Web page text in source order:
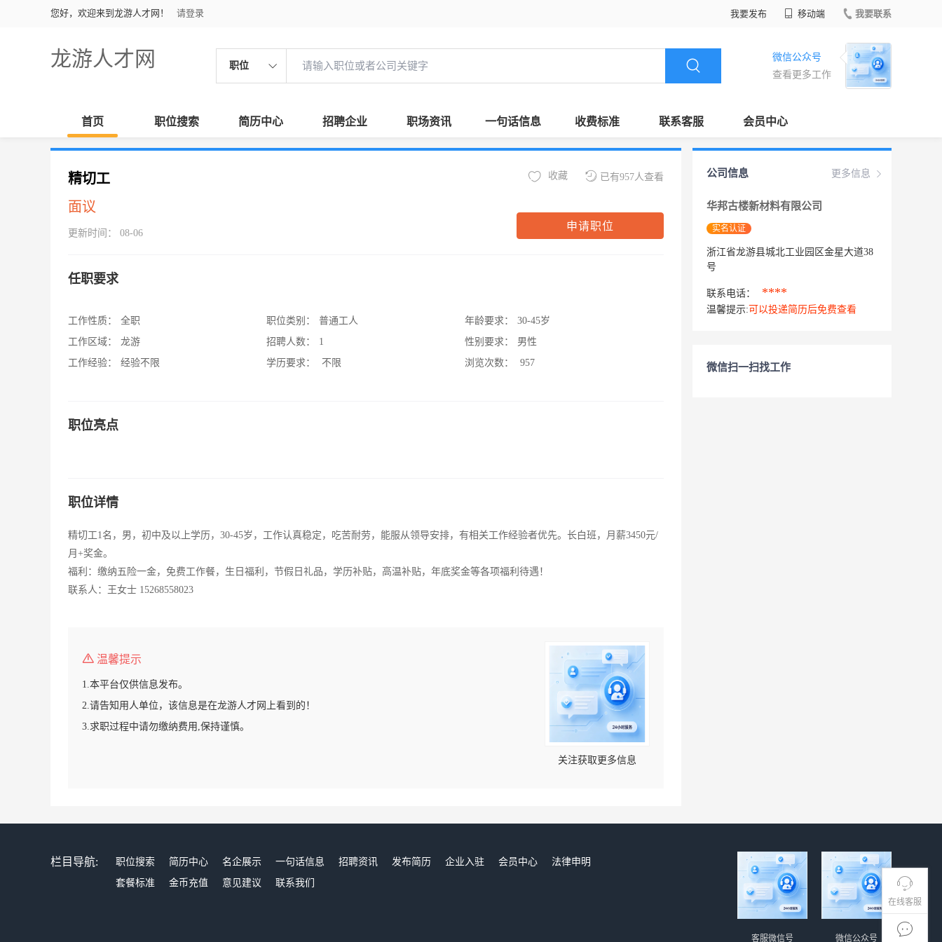
您好，欢迎来到龙游人才网！ 请登录 我要发布 移动端 我要联系
龙游人才网 职位
微信公众号
查看更多工作
首页 职位搜索 简历中心 招聘企业 职场资讯 一句话信息 收费标准 联系客服 会员中心
在线客服
精切工
面议
更新时间： 08-06
已有957人查看
收藏
申请职位
任职要求
工作性质：
全职
工作区域：
龙游
工作经验：
经验不限
职位类别：
普通工人
招聘人数：
1
学历要求：
不限
年龄要求：
30-45岁
性别要求：
男性
浏览次数：
957
职位亮点
职位详情
精切工1名，男，初中及以上学历，30-45岁，工作认真稳定，吃苦耐劳，能服从领导安排，有相关工作经验者优先。长白班，月薪3450元/
月+奖金。
福利：缴纳五险一金，免费工作餐，生日福利，节假日礼品，学历补贴，高温补贴，年底奖金等各项福利待遇！
联系人：王女士 15268558023
温馨提示
1.本平台仅供信息发布。
2.请告知用人单位，该信息是在龙游人才网上看到的！
3.求职过程中请勿缴纳费用,保持谨慎。
关注获取更多信息
更多信息
公司信息
华邦古楼新材料有限公司
实名认证
浙江省龙游县城北工业园区金星大道38
号
联系电话： ****
温馨提示: 可以投递简历后免费查看
微信扫一扫找工作
栏目导航: 职位搜索 简历中心 名企展示 一句话信息 招聘资讯 发布简历 企业入驻 会员中心
法律申明
套餐标准
金币充值 意见建议 联系我们
微信公众号
客服微信号